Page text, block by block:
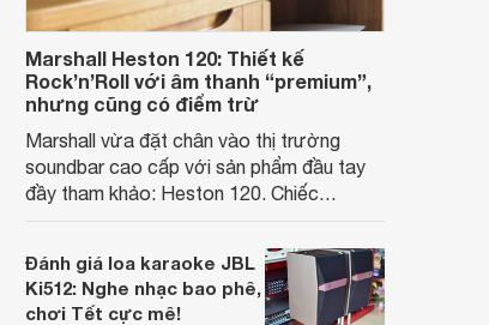
điện Planet
đ
Chuyển đổi quang điện Planet
GST-805A
Giá từ 1.420.100 đ
Có 7 nơi bán
Marshall Heston 120: Thiết kế
Rock’n’Roll với âm thanh “premium”,
nhưng cũng có điểm trừ
Marshall vừa đặt chân vào thị trường
soundbar cao cấp với sản phẩm đầu tay
đầy tham khảo: Heston 120. Chiếc
lớn, kết nối đa dạng, mà còn ghi điểm nhờ
“chất Marshall” cùng cấu trúc âm thanh
5.1.2 đầy hứa hẹn.
Đánh giá loa karaoke JBL
Ki512: Nghe nhạc bao phê,
chơi Tết cực mê!